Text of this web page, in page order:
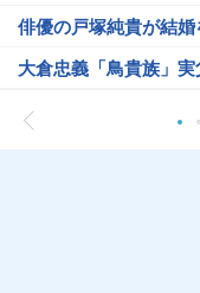
俳優の戸塚純貴が結
大倉忠義「鳥貴族」